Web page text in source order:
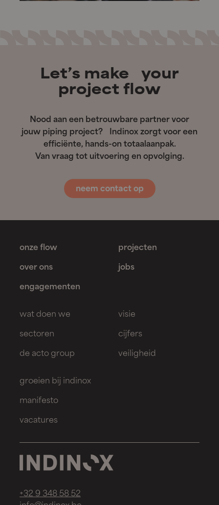
Let’s make your
project flow
Nood aan een betrouwbare partner voor
jouw piping project? Indinox zorgt voor een
efficiënte, hands-on totaalaanpak.
Van vraag tot uitvoering en opvolging.
neem contact op
onze flow
over ons
engagementen
projecten
jobs
wat doen we
sectoren
de acto group
visie
cijfers
veiligheid
groeien bij indinox
manifesto
vacatures
+32 9 348 58 52